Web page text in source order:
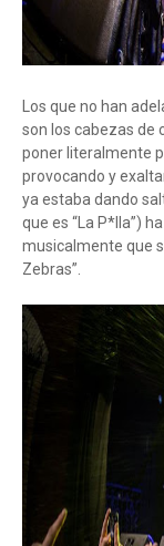
Los que no han
son los cabezas de
poner literalmente
provocando y
ya estaba dando
que es “La P*lla”)
musicalmente que
Zebras”.